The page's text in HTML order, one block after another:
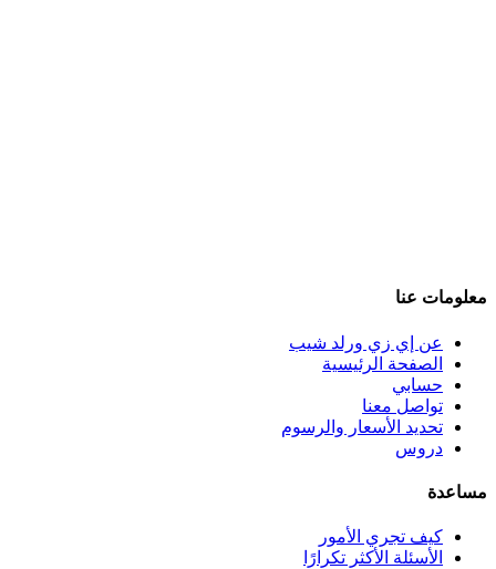
معلومات عنا
عن إي زي ورلد شيب
الصفحة الرئيسية
حسابي
تواصل معنا
تحديد الأسعار والرسوم
دروس
مساعدة
كيف تجري الأمور
الأسئلة الأكثر تكرارًا